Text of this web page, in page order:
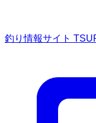
釣り情報サイト